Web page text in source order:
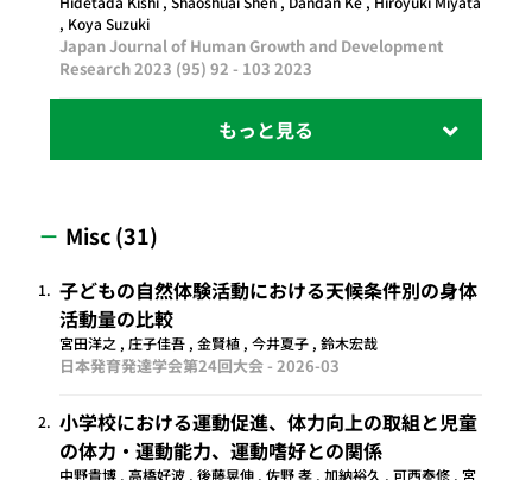
, Koya Suzuki
Japan Journal of Human Growth and Development
Research 2023 (95) 92 - 103 2023
Misc (31)
1. 子どもの自然体験活動における天候条件別の身体
活動量の比較
宮田洋之 , 庄子佳吾 , 金賢植 , 今井夏子 , 鈴木宏哉
日本発育発達学会第24回大会 - 2026-03
2. 小学校における運動促進、体力向上の取組と児童
の体力・運動能力、運動嗜好との関係
中野貴博 , 高橋好波 , 後藤晃伸 , 佐野 孝 , 加納裕久 , 可西泰修 , 宮